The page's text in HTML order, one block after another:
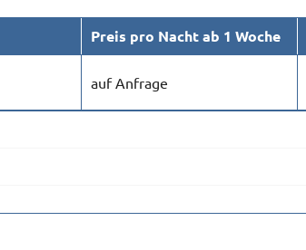
Preis pro Nacht ab 1 Woche
auf Anfrage